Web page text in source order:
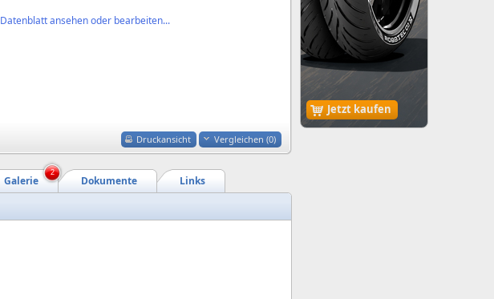
Jetzt kaufen
Datenblatt ansehen oder bearbeiten...
Druckansicht Vergleichen (0)
Links
Dokumente
Galerie
2